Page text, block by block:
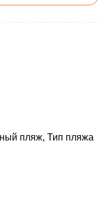
пляж, Тип пляжа